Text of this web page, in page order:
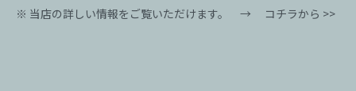
※ 当店の詳しい情報をご覧いただけます。 → コチラから >>